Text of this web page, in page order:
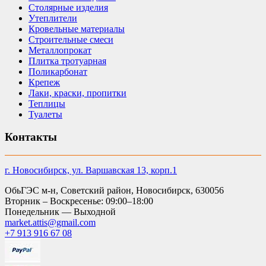
Столярные изделия
Утеплители
Кровельные материалы
Строительные смеси
Металлопрокат
Плитка тротуарная
Поликарбонат
Крепеж
Лаки, краски, пропитки
Теплицы
Туалеты
Контакты
г. Новосибирск, ул. Варшавская 13, корп.1
ОбьГЭС м-н, Советский район, Новосибирск, 630056
Вторник – Воскресенье: 09:00–18:00
Понедельник — Выходной
market.attis@gmail.com
+7 913 916 67 08